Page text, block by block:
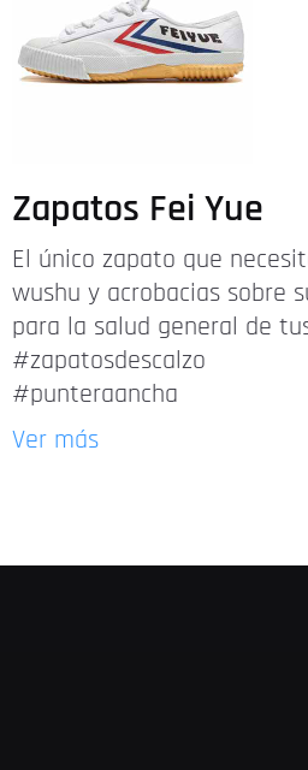
Zapatos Fei Yue
El único zapato que
wushu y acrobacias sobre
para la salud general de
#zapatosdescalzo
#punteraancha
Ver más